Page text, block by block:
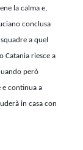
la calma e,
conclusa
a quel
Catania riesce a
però
e continua a
in casa con